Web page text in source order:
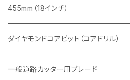
FRP切断用
塩ビ管・キッチンパネル切断用
大理石
ヒューム管・U字溝切断用
鋳鉄管切断用
ヒューム管・U字溝切断用
インターロッキング切断用
鋳鉄管切断用
ヒューム管・U字溝切断用
インターロッキング切断用
一般道路カッター用
ヒューム管・U字溝切断用
アスファルト切断用
セグメント（特殊凹凸加工チップ
セグメントタイプ
コンクリート切断用
セグメント
セグメント（特殊凸凹加工チップ
ブロック切断用
セグメント
レンガ切断用
セグメント
セグメント（特殊凸凹加工チップ
鉄筋コンクリート切断用
セグメントタイプ
コンクリート切断用
セグメント
ブロック切断用
みかげ石（御影石）切断用
セグメントタイプ
コンクリート切断用
セグメントタイプ
鉄筋コンクリート切断用
455mm（18インチ）
道路コンクリート切断用
道路アスファルト切断用
ダイヤモンドコアビット（コアドリル）
Aロット
一般道路カッター用ブレード